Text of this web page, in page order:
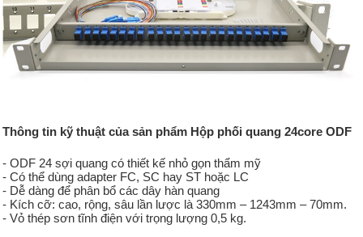
Thông tin kỹ thuật của sản phẩm Hộp phối quang 24core ODF
- ODF 24 sợi quang có thiết kế nhỏ gọn thẩm mỹ
- Có thể dùng adapter FC, SC hay ST hoặc LC
- Dễ dàng để phân bổ các dây hàn quang
- Kích cỡ: cao, rộng, sâu lần lược là 330mm – 1243mm – 70mm.
- Vỏ thép sơn tĩnh điện với trọng lượng 0,5 kg.